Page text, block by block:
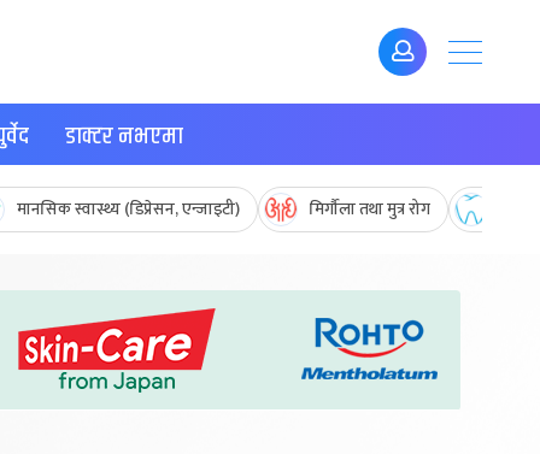
डाक्टर नभएमा
मानसिक स्वास्थ्य (डिप्रेसन, एन्जाइटी) मिर्गौला तथा मुत्र रोग